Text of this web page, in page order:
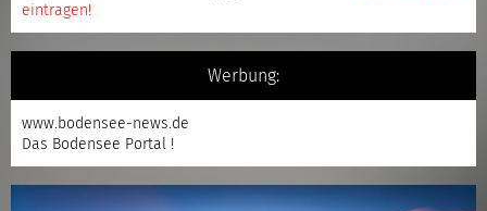
eintragen!
Werbung:
www.bodensee-news.de
Das Bodensee Portal !